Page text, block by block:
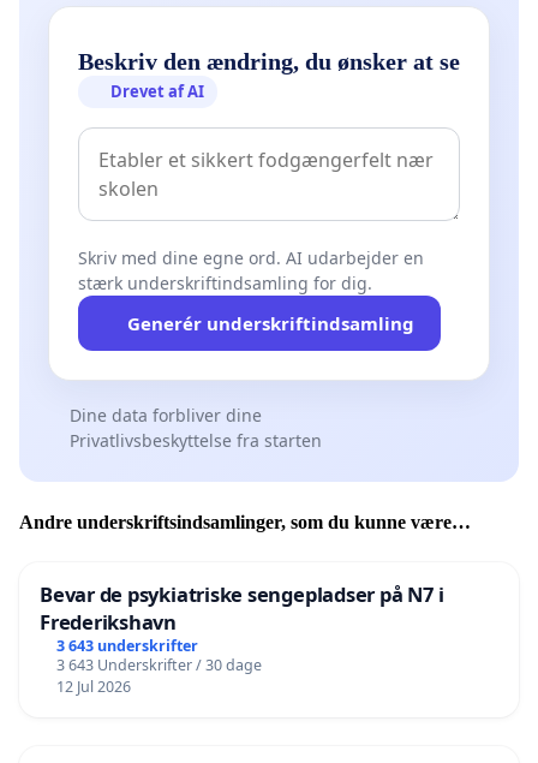
Beskriv den ændring, du ønsker at se
Drevet af AI
Skriv med dine egne ord. AI udarbejder en
stærk underskriftindsamling for dig.
Generér underskriftindsamling
Dine data forbliver dine
Privatlivsbeskyttelse fra starten
Andre underskriftsindsamlinger, som du kunne være
Bevar de psykiatriske sengepladser på N7 i
Frederikshavn
3 643 underskrifter
3 643 Underskrifter / 30 dage
12 Jul 2026